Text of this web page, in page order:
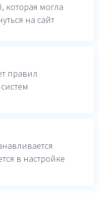
которая могла
на сайт
правил
в настройке